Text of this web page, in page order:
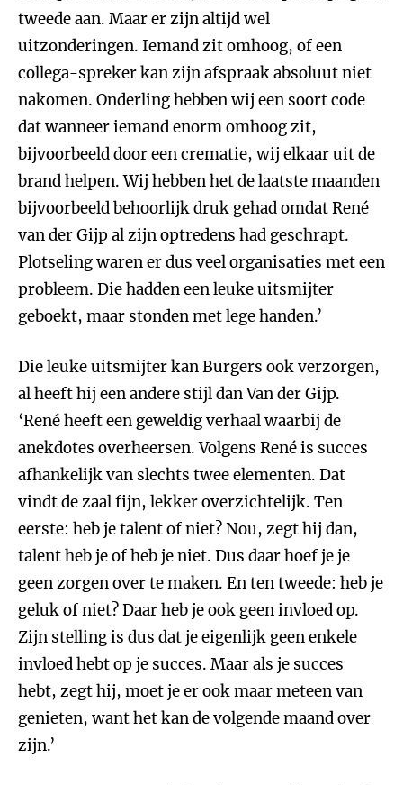
tweede aan. Maar er zijn altijd wel
uitzonderingen. Iemand zit omhoog, of een
collega-spreker kan zijn afspraak absoluut niet
nakomen. Onderling hebben wij een soort code
dat wanneer iemand enorm omhoog zit,
bijvoorbeeld door een crematie, wij elkaar uit de
brand helpen. Wij hebben het de laatste maanden
bijvoorbeeld behoorlijk druk gehad omdat René
van der Gijp al zijn optredens had geschrapt.
Plotseling waren er dus veel organisaties met een
probleem. Die hadden een leuke uitsmijter
geboekt, maar stonden met lege handen.’
Die leuke uitsmijter kan Burgers ook verzorgen,
al heeft hij een andere stijl dan Van der Gijp.
‘René heeft een geweldig verhaal waarbij de
anekdotes overheersen. Volgens René is succes
afhankelijk van slechts twee elementen. Dat
vindt de zaal fijn, lekker overzichtelijk. Ten
eerste: heb je talent of niet? Nou, zegt hij dan,
talent heb je of heb je niet. Dus daar hoef je je
geen zorgen over te maken. En ten tweede: heb je
geluk of niet? Daar heb je ook geen invloed op.
Zijn stelling is dus dat je eigenlijk geen enkele
invloed hebt op je succes. Maar als je succes
hebt, zegt hij, moet je er ook maar meteen van
genieten, want het kan de volgende maand over
zijn.’